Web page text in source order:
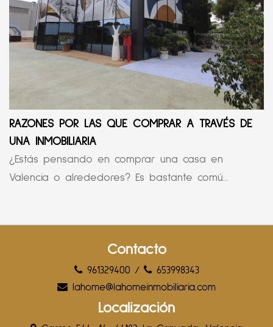
RAZONES POR LAS QUE COMPRAR A TRAVÉS DE
UNA INMOBILIARIA
¿Estás pensando en comprar una casa en
Valencia o alrededores? Es bastante comú...
Contacto
961329400 /
653998343
lahome@lahomeinmobiliaria.com
Localización